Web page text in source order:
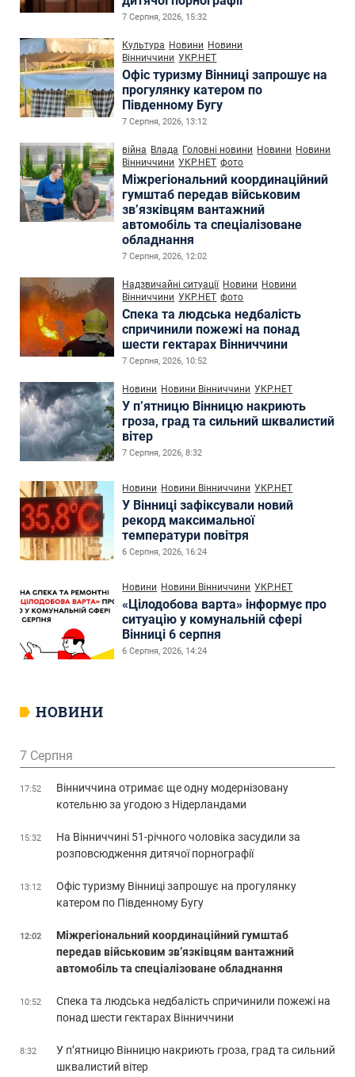
7 Серпня, 2026, 15:32
Культура Новини Новини
Вінниччини УКР.НЕТ
Офіс туризму Вінниці запрошує на
прогулянку катером по
Південному Бугу
7 Серпня, 2026, 13:12
війна Влада Головні новини Новини Новини
Вінниччини УКР.НЕТ фото
Міжрегіональний координаційний
гумштаб передав військовим
зв’язківцям вантажний
автомобіль та спеціалізоване
обладнання
7 Серпня, 2026, 12:02
Надзвичайні ситуації Новини Новини
Вінниччини УКР.НЕТ фото
Спека та людська недбалість
спричинили пожежі на понад
шести гектарах Вінниччини
7 Серпня, 2026, 10:52
Новини Новини Вінниччини УКР.НЕТ
У п’ятницю Вінницю накриють
гроза, град та сильний шквалистий
вітер
7 Серпня, 2026, 8:32
Новини Новини Вінниччини УКР.НЕТ
У Вінниці зафіксували новий
рекорд максимальної
температури повітря
6 Серпня, 2026, 16:24
Новини Новини Вінниччини УКР.НЕТ
«Цілодобова варта» інформує про
ситуацію у комунальній сфері
Вінниці 6 серпня
6 Серпня, 2026, 14:24
НОВИНИ
7 Серпня
17:52
Вінниччина отримає ще одну модернізовану
котельню за угодою з Нідерландами
15:32
На Вінниччині 51-річного чоловіка засудили за
розповсюдження дитячої порнографії
13:12
Офіс туризму Вінниці запрошує на прогулянку
катером по Південному Бугу
12:02
Міжрегіональний координаційний гумштаб
передав військовим зв’язківцям вантажний
автомобіль та спеціалізоване обладнання
10:52
Спека та людська недбалість спричинили пожежі на
понад шести гектарах Вінниччини
8:32
У п’ятницю Вінницю накриють гроза, град та сильний
шквалистий вітер